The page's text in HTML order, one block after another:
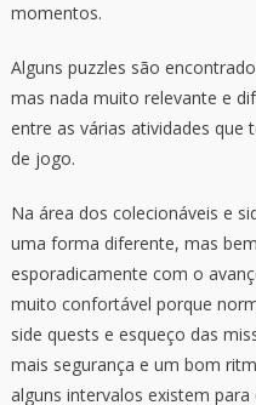
momentos.
Alguns puzzles são
mas nada muito relevante e
entre as várias atividades que
de jogo.
Na área dos colecionáveis e
uma forma diferente, mas
esporadicamente com o
muito confortável porque
side quests e esqueço das
mais segurança e um bom
alguns intervalos existem